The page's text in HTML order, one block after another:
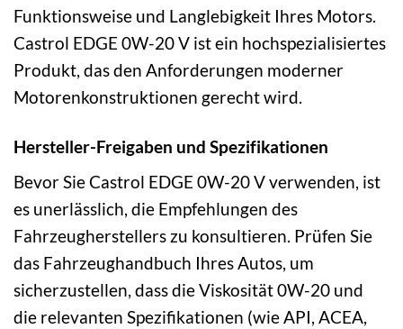
Funktionsweise und Langlebigkeit Ihres Motors.
Castrol EDGE 0W-20 V ist ein hochspezialisiertes
Produkt, das den Anforderungen moderner
Motorenkonstruktionen gerecht wird.
Hersteller-Freigaben und Spezifikationen
Bevor Sie Castrol EDGE 0W-20 V verwenden, ist
es unerlässlich, die Empfehlungen des
Fahrzeugherstellers zu konsultieren. Prüfen Sie
das Fahrzeughandbuch Ihres Autos, um
sicherzustellen, dass die Viskosität 0W-20 und
die relevanten Spezifikationen (wie API, ACEA,